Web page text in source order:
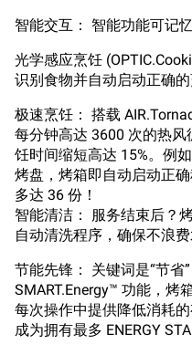
智能交互： 智能功能可记
光学感应烹饪
识别食物并自动启动正确的
极速烹饪： 搭载
每分钟高达 3600 次的热
饪时间缩短高达 15%。例
烤盘，烤箱即自动启动正
多达 36 份！
智能清洁： 服务结束后？
自动清洗程序，确保不浪费
节能先锋： 关键词是“节省
SMART.Energy™ 功能，烤
每次操作中提供降低消耗
成为拥有最多 ENERGY